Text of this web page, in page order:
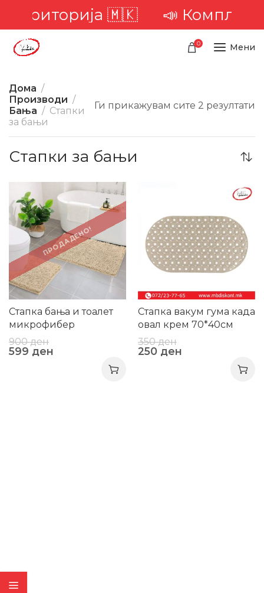
територија 🇲🇰 📣
0 Мени
Дома
Производи
Бања
Стапки
за бањи
Ги прикажувам сите 2 резултати
Стапки за бањи
ПРОДАДЕНО!
-33%
Стапка бања и тоалет
микрофибер
дводелни
900ден
599 ден
Стапка вакум гума када
овал крем 70*40см
350ден
250 ден